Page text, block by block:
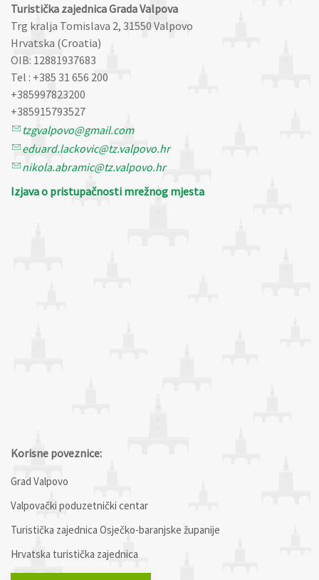
Turistička zajednica Grada Valpova
Trg kralja Tomislava 2, 31550 Valpovo
Hrvatska (Croatia)
OIB: 12881937683
Tel : +385 31 656 200
+385997823200
+385915793527
tzgvalpovo@gmail.com
eduard.lackovic@tz.valpovo.hr
nikola.abramic@tz.valpovo.hr
Izjava o pristupačnosti mrežnog mjesta
Korisne poveznice:
Grad Valpovo
Valpovački poduzetnički centar
Turistička zajednica Osječko-baranjske županije
Hrvatska turistička zajednica